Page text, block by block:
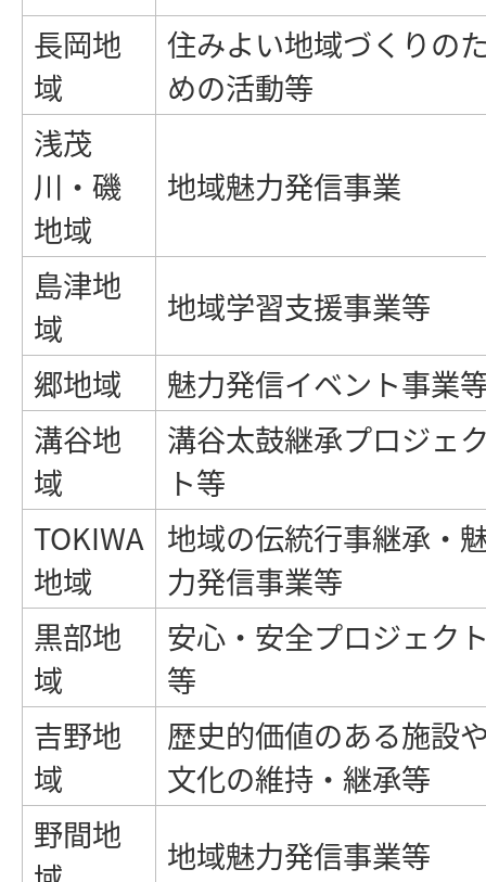
長岡地
域
住みよい地域づくりの
めの活動等
浅茂
川・磯
地域
地域魅力発信事業
島津地
域
地域学習支援事業等
郷地域
魅力発信イベント事業
溝谷地
域
溝谷太鼓継承プロジェ
ト等
TOKIWA
地域
地域の伝統行事継承・
力発信事業等
黒部地
域
安心・安全プロジェク
等
吉野地
域
歴史的価値のある施設
文化の維持・継承等
野間地
地域魅力発信事業等